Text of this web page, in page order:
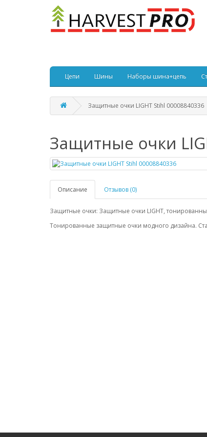
Цепи Шины Наборы шина+цепь
Защитные очки LIGHT Stihl 00008840336
Защитные очки
Описание Отзывов (0)
Защитные очки: Защитные очки LIGHT,
Тонированные защитные очки модного дизайна.